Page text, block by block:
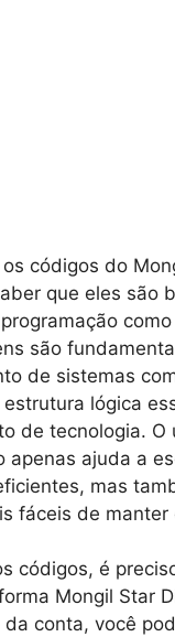
códigos do
que eles são
são
de sistemas
lógica
de tecnologia. O
apenas ajuda a
mas
fáceis de manter
códigos, é
Mongil Star
da conta, você